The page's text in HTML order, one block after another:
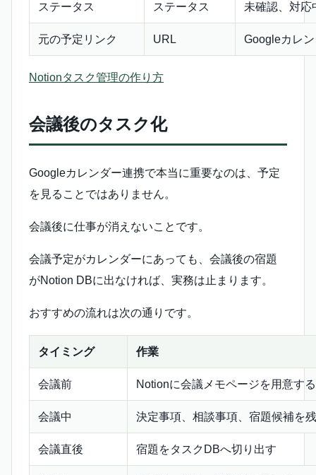
ステータス ステータス 未確認、対応
元の予定リンク URL Googleカレ
Notionタスク管理の作り方
会議後のタスク化
Googleカレンダー連携で本当に重要なのは、予定
を見ることではありません。
会議後に仕事が消えないことです。
会議予定がカレンダーにあっても、会議後の宿題
がNotion DBに出なければ、実務は止まります。
おすすめの流れは次の通りです。
タイミング 作業
会議前 Notionに会議メモページを用意する
会議中 決定事項、相談事項、宿題候補を
会議直後 宿題をタスクDBへ切り出す